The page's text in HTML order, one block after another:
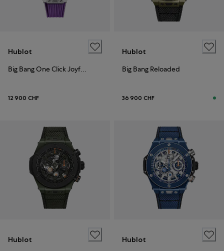
Hublot
12 900 CHF
Hublot
Big Bang Reloaded
36 900 CHF
Hublot
Hublot